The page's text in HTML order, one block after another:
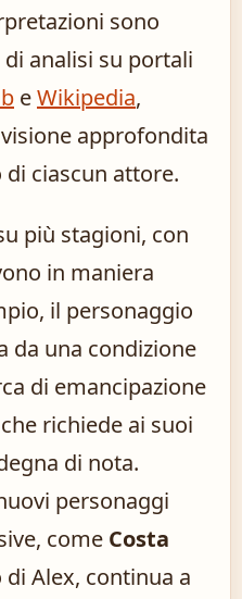
sono
analisi su portali
eWikipedia,
approfondita
ciascun attore.
più stagioni, con
in maniera
il personaggio
da una condizione
di emancipazione
richiede ai suoi
di nota.
personaggi
come Costa
Alex, continua a